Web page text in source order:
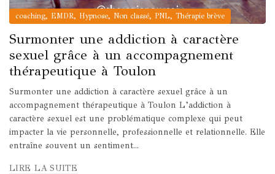
coaching, EMDR, Hypnose, Non classé, PNL, Thérapie brève
Surmonter une addiction à caractère
sexuel grâce à un accompagnement
thérapeutique à Toulon
Surmonter une addiction à caractère sexuel grâce à un
accompagnement thérapeutique à Toulon L’addiction à
caractère sexuel est une problématique complexe qui peut
impacter la vie personnelle, professionnelle et relationnelle. Elle
entraîne souvent un sentiment...
LIRE LA SUITE